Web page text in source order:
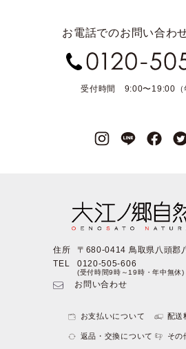
お電話でのお問い合わ
受付時間 9:00〜19:00（
住所
〒680-0414 鳥取県八頭郡
TEL
0120-505-606
(受付時間9時～19時・年中無休)
お問い合わせ
お支払いについて 配送
返品・交換について その